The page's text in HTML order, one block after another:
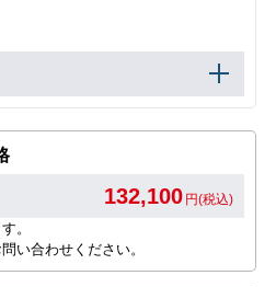
132,100 円(税込)
。
い合わせください。